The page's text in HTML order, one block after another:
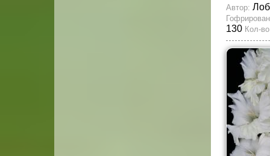
Автор:
130 Кол-